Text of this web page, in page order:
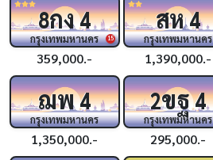
15
8กง4
กรุงเทพมหานคร
359,000.-
สห4
กรุงเทพมหานคร
1,390,000.-
ฌพ4
กรุงเทพมหานคร
1,350,000.-
2ขฐ4
กรุงเทพมหานคร
295,000.-